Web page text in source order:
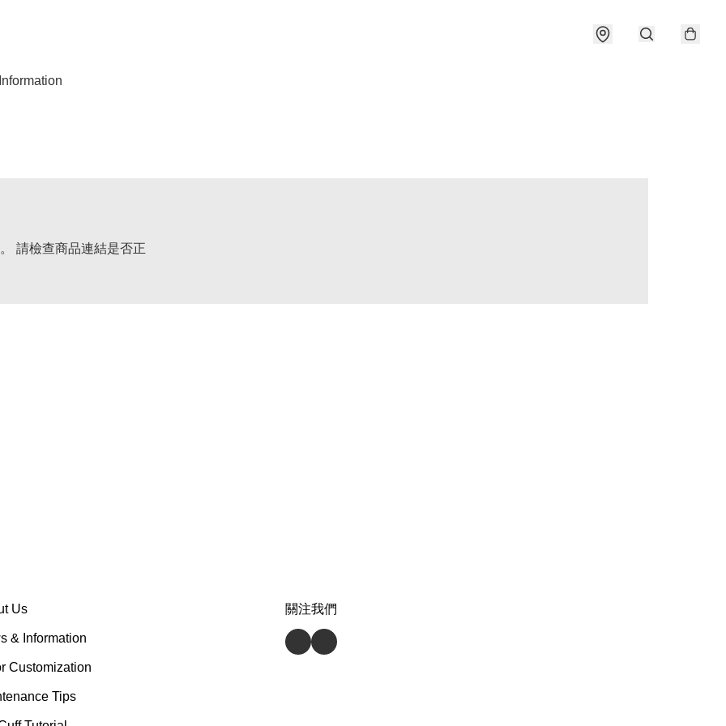
請檢查商品連結是否正
Us
& Information
Customization
Tips
關注我們